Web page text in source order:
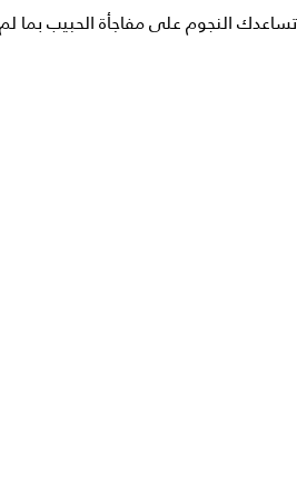
تساعدك النجوم على مفاجأة الحبيب بما